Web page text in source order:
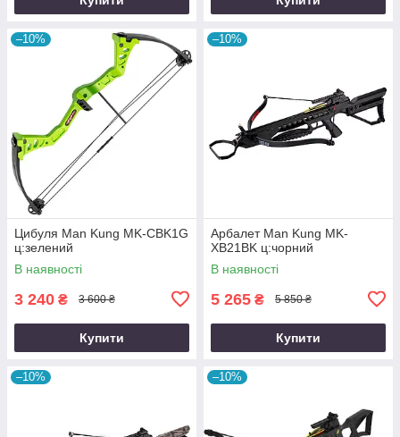
–10%
Цибуля Man Kung MK-CBK1G
ц:зелений
В наявності
3 240 ₴ 3 600 ₴
Купити
–10%
Арбалет Man Kung MK-
XB21BK ц:чорний
В наявності
5 265 ₴ 5 850 ₴
Купити
–10% –10%